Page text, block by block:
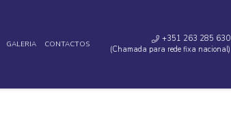
GALERIA CONTACTOS
+351 263 285 630
(Chamada para rede fixa nacional)